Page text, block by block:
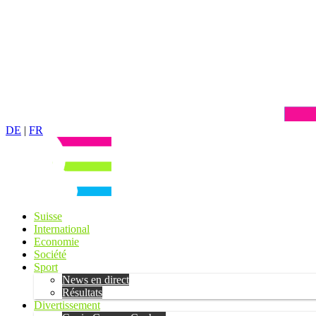
DE | FR
Suisse
International
Economie
Société
Sport
News en direct
Résultats
Divertissement